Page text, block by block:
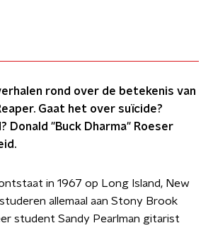
rond over de betekenis van
Gaat het over suïcide?
Donald "Buck Dharma" Roeser
in 1967 op Long Island, New
allemaal aan Stony Brook
student Sandy Pearlman gitarist